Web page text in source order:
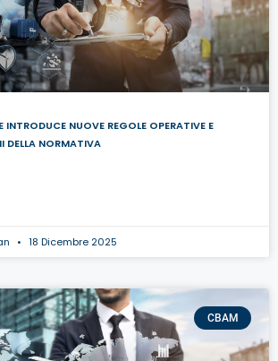
NUOVE REGOLE OPERATIVE E
DELLA NORMATIVA
18 Dicembre 2025
CBAM